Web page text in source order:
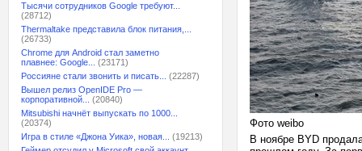
Тысячи сотрудников Google требуют...
(28712)
Thermaltake представила блок питания,...
(26733)
Chrome для Android стал заметно
плавнее: Google...
(23171)
Россияне стали звонить и писать...
(22287)
Вышел релиз OpenIDE Pro —
корпоративной...
(20840)
Mitsubishi начнёт выпускать по 1000...
(20374)
Игра в стиле «Джона Уика», новая...
(19213)
Фото weibo
В ноябре BYD